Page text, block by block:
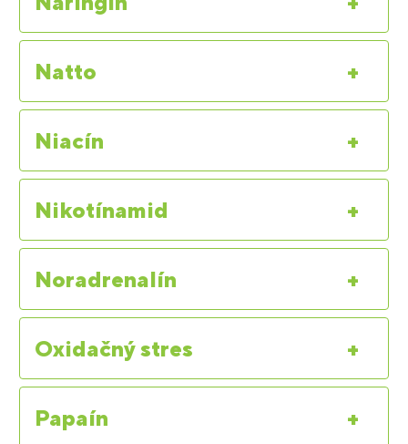
+
Natto
+
Niacín
+
Nikotínamid
+
Noradrenalín
+
Oxidačný stres
+
Papaín